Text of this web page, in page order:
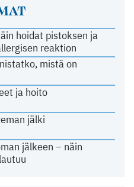
hoidat pistoksen ja
reaktion
mistä on
ja hoito
jälki
jälkeen – näin